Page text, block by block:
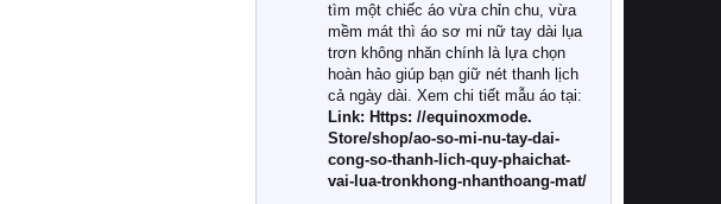
1. Tại sao các gia đình hiện đại lại ưa
chuộng chăn ga gối đệm cao cấp?
Khác với các dòng sản phẩm thông
thường, những bộ chăn ga gối đệm
cao cấp trải qua quy trình sản xuất
nghiêm ngặt từ khâu chọn lọc nguyên
liệu tự nhiên đến công nghệ dệt
nhuộm hiện đại không chứa hóa chất
tìm một chiếc áo vừa chỉn chu, vừa
mềm mát thì áo sơ mi nữ tay dài lụa
trơn không nhăn chính là lựa chọn
hoàn hảo giúp bạn giữ nét thanh lịch
cả ngày dài. Xem chi tiết mẫu áo tại:
Link: Https: //equinoxmode.
Store/shop/ao-so-mi-nu-tay-dai-
cong-so-thanh-lich-quy-phaichat-
vai-lua-tronkhong-nhanthoang-mat/